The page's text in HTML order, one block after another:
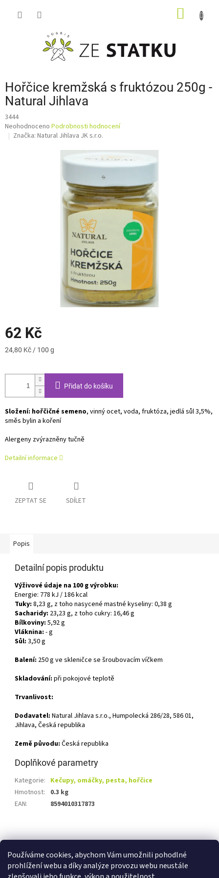
Používáme cookies, abychom Vám umožnili pohodlné
prohlížení webu a díky analýze provozu webu neustále
Hořčice kremžská s fruktózou 250g -
Natural Jihlava
3444
Průměrné
hodnocení
Neohodnoceno Podrobnosti hodnocení
Značka: Natural Jihlava JK s.r.o.
62 Kč
Měrná
24,80 Kč / 100 g
Přidat do košíku
Složení: hořčičné semeno, vinný ocet, voda, fruktóza, jedlá sůl 3,5%,
směs bylin a koření
Alergeny zvýrazněny tučně
Detailní informace
ZEPTAT SE SDÍLET
Popis
Detailní popis produktu
Výživové údaje na 100 g výrobku:
Energie: 778 kJ / 186 kcal
Tuky: 8,23 g, z toho nasycené mastné kyseliny: 0,38 g
Sacharidy: 23,23 g, z toho cukry: 16,46 g
Bílkoviny: 5,92 g
Vláknina: - g
Sůl: 3,50 g
Balení: 250 g ve skleničce se šroubovacím víčkem
Skladování: při pokojové teplotě
Trvanlivost:
Dodavatel: Natural Jihlava s.r.o., Humpolecká 286/28, 586 01,
Jihlava, Česká republika
Země původu: Česká republika
Doplňkové parametry
Kategorie: Kečupy, omáčky, pesta, hořčice
Hmotnost:
0.3 kg
EAN: 8594010317873
á